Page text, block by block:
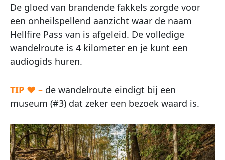
De gloed van brandende fakkels zorgde voor
een onheilspellend aanzicht waar de naam
Hellfire Pass van is afgeleid. De volledige
wandelroute is 4 kilometer en je kunt een
audiogids huren.
TIP ♥ – de wandelroute eindigt bij een
museum (#3) dat zeker een bezoek waard is.